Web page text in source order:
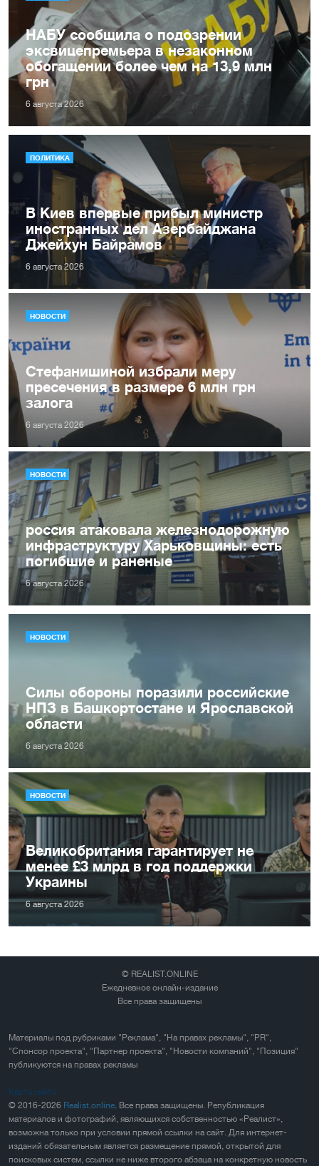
НАБУ сообщила о подозрении
эксвицепремьера в незаконном
обогащении более чем на 13,9 млн
грн
6 августа 2026
ПОЛИТИКА
В Киев впервые прибыл министр
иностранных дел Азербайджана
Джейхун Байрамов
6 августа 2026
НОВОСТИ
Стефанишиной избрали меру
пресечения в размере 6 млн грн
залога
6 августа 2026
НОВОСТИ
россия атаковала железнодорожную
инфраструктуру Харьковщины: есть
погибшие и раненые
6 августа 2026
НОВОСТИ
Силы обороны поразили российские
НПЗ в Башкортостане и Ярославской
области
6 августа 2026
НОВОСТИ
Великобритания гарантирует не
менее £3 млрд в год поддержки
Украины
6 августа 2026
© REALIST.ONLINE
Ежедневное онлайн-издание
Все права защищены
Материалы под рубриками "Реклама", "На правах рекламы", "PR",
"Спонсор проекта", "Партнер проекта", "Новости компаний", "Позиция"
публикуются на правах рекламы
Карта сайта
© 2016-2026 Realist.online . Все права защищены. Републикация
материалов и фотографий, являющихся собственностью «Реалист»,
возможна только при условии прямой ссылки на сайт. Для интернет-
изданий обязательным является размещение прямой, открытой для
поисковых систем, ссылки не ниже второго абзаца на конкретную новость